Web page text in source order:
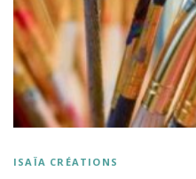
ISAÏA CRÉATIONS